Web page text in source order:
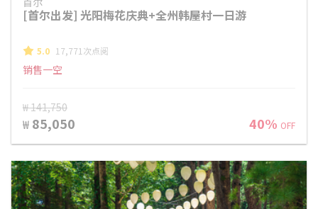
[首尔出发] 光阳梅花庆典+全州韩屋村一日游
5.0 17,771次点阅
销售一空
₩ 141,750
₩ 85,050 40% OFF